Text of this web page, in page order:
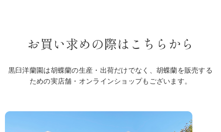
お買い求めの際はこちらから
黒臼洋蘭園は胡蝶蘭の生産・出荷だけでなく、胡蝶蘭を販売する
ための実店舗・オンラインショップもございます。